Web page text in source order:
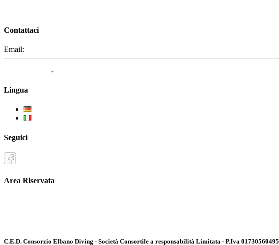
Contattaci
Email:
-
Lingua
Seguici
Area Riservata
C.E.D. Consorzio Elbano Diving - Società Consortile a responsabilità Limitata - P.Iva 01730560495